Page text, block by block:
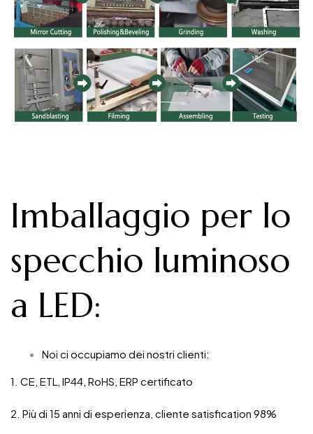
Imballaggio per lo
specchio luminoso
a LED:
Noi ci occupiamo dei nostri clienti:
1. CE, ETL, IP44, RoHS, ERP certificato
2. Più di 15 anni di esperienza, cliente satisfication 98%